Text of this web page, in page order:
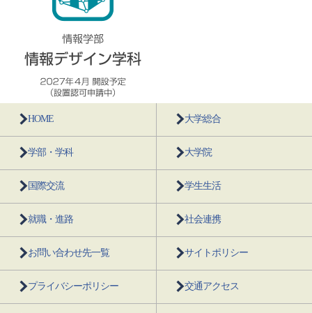
HOME 大学総合
学部・学科 大学院
国際交流 学生生活
就職・進路 社会連携
お問い合わせ先一覧 サイトポリシー
プライバシーポリシー 交通アクセス